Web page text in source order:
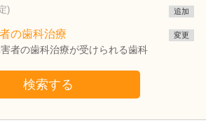
) 追加
の歯科治療
者の歯科治療が受けられる歯科
変更
検索する